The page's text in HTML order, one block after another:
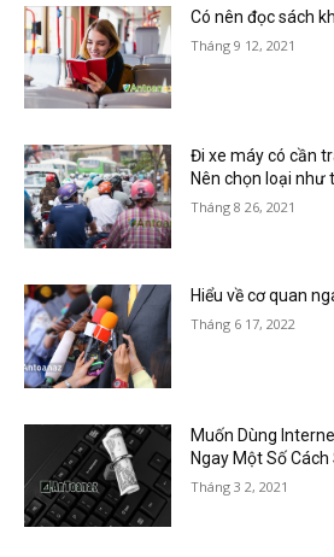
Có nên đọc sách
Tháng 9 12, 2021
Đi xe máy có cần
Nên chọn loại như
Tháng 8 26, 2021
Hiểu về cơ quan
Tháng 6 17, 2022
Muốn Dùng
Ngay Một Số Cách
Tháng 3 2, 2021